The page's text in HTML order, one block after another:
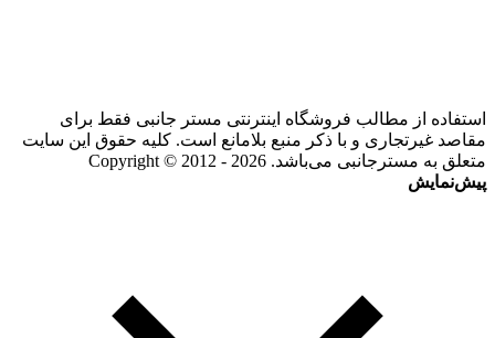
استفاده از مطالب فروشگاه اینترنتی مستر جانبی فقط برای
مقاصد غیرتجاری و با ذکر منبع بلامانع است. کلیه حقوق این سایت
متعلق به مسترجانبی می‌باشد. Copyright © 2012 - 2026
پیش‌نمایش